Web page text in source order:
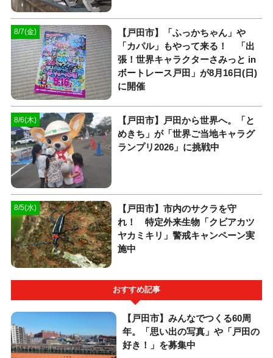
8/7(金)
【戸田市】「ふっかちゃん」や
「カパル」もやって来る！ 「出
張！世界キャラクターさみっと in
ボートレース戸田」が8月16日(日)
に開催
8/6(木)
【戸田市】戸田から世界へ。「と
めきち」が「世界ご当地キャラグ
ランプリ2026」に挑戦中
8/5(水)
【戸田市】市内のサクラを守
れ！ 特定外来生物「クビアカツ
ヤカミキリ」警戒キャンペーン実
施中
おすすめ記事
【戸田市】みんなでつくる60周
年。「思い出の写真」や「戸田の
好き！」を募集中